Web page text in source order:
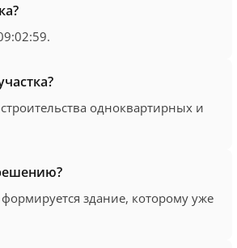
одноквартирных и
здание, которому уже